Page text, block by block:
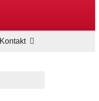
Kontakt